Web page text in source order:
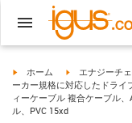
igus-icon-arrow-right
ホーム igus-icon-
エナジーチ
ーカー規格に対応したドライ
ィーケーブル 複合ケーブル
ル、PVC 15xd